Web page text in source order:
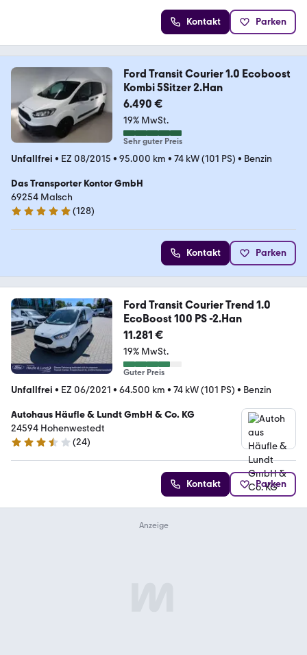
Kontakt Parken
Ford Transit Courier 1.0 Ecoboost
Kombi 5Sitzer 2.Han
6.490 €
19% MwSt.
Sehr guter Preis
Unfallfrei • EZ 08/2015 • 95.000 km • 74 kW (101 PS) • Benzin
Das Transporter Kontor GmbH
69254 Malsch
4.9 Sterne
(128)
Kontakt Parken
Ford Transit Courier Trend 1.0
EcoBoost 100 PS -2.Han
11.281 €
19% MwSt.
Guter Preis
Unfallfrei • EZ 06/2021 • 64.500 km • 74 kW (101 PS) • Benzin
Autohaus Häufle & Lundt GmbH & Co. KG
24594 Hohenwestedt
3.6 Sterne
(24)
Kontakt Parken